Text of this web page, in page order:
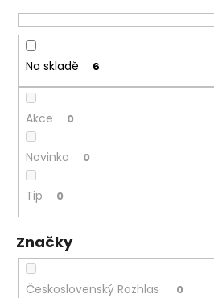
ů
Na skladě 6
Akce 0
Novinka 0
Tip 0
Značky
Československý Rozhlas 0
t
?
D
p
o
r
u